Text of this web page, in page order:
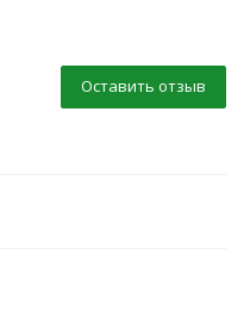
Оставить отзыв